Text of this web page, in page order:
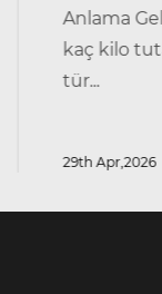
Anlama
kaç kilo
tür...
29th Apr,2026